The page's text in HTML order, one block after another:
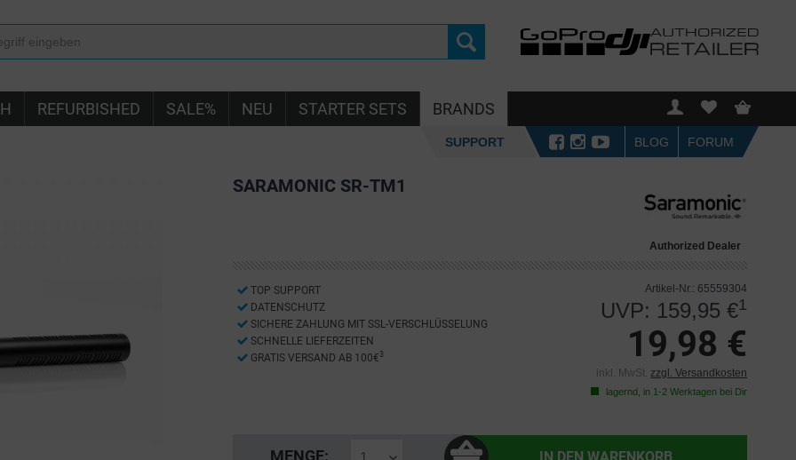
REFURBISHED SALE% NEU STARTER SETS BRANDS
SUPPORT BLOG FORUM
SARAMONIC SR-TM1
Authorized Dealer
TOP SUPPORT
DATENSCHUTZ
SICHERE ZAHLUNG MIT SSL-VERSCHLÜSSELUNG
SCHNELLE LIEFERZEITEN
GRATIS VERSAND AB 100€ 3
Artikel-Nr.: 65559304
UVP: 159,95 €1
19,98 €
inkl. MwSt. zzgl. Versandkosten
lagernd, in 1-2 Werktagen bei Dir
MENGE: IN DEN WARENKORB